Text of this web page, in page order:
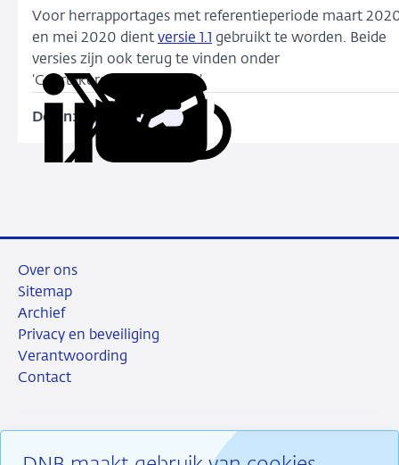
Voor herrapportages met referentieperiode maart
en mei 2020 dient versie 1.1
gebruikt te worden. Beide
versies zijn ook terug te vinden onder
‘Gebruikersdocumentatie’.
Delen:
Deel
via
DeelDeelKopieer
Over ons
Sitemap
Archief
Privacy en beveiliging
Verantwoording
Contact